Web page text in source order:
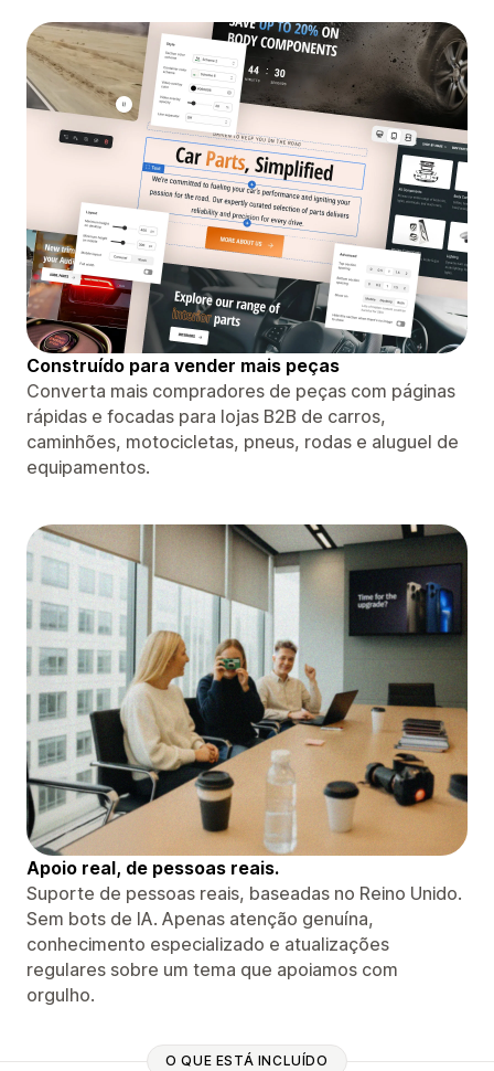
Construído para vender mais peças
Converta mais compradores de peças com páginas
rápidas e focadas para lojas B2B de carros,
caminhões, motocicletas, pneus, rodas e aluguel de
equipamentos.
Apoio real, de pessoas reais.
Suporte de pessoas reais, baseadas no Reino Unido.
Sem bots de IA. Apenas atenção genuína,
conhecimento especializado e atualizações
regulares sobre um tema que apoiamos com
orgulho.
O QUE ESTÁ INCLUÍDO